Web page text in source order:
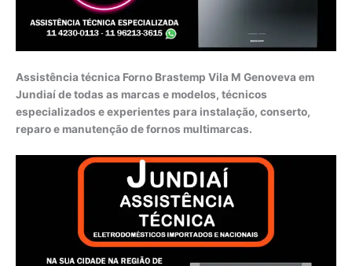
Assistência técnica Forno Brastemp Vila M Genoveva em
Jundiaí de todas as marcas e modelos, técnicos
especializados e experientes para instalação, conserto,
reparo e manutenção de fornos multimarcas.